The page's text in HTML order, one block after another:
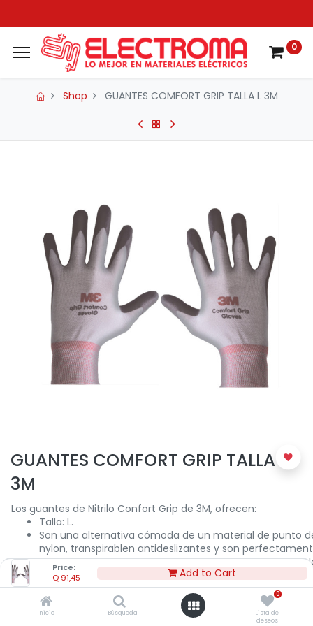
Price:
Q 91,45 Add to Cart
Inicio Búsqueda
0
Lista de
deseos
0
Shop GUANTES COMFORT GRIP TALLA L 3M
GUANTES COMFORT GRIP TALLA L
3M
Los guantes de Nitrilo Confort Grip de 3M, ofrecen:
Talla: L.
Son una alternativa cómoda de un material de punto
nylon, transpirablen antideslizantes y son
adecuados para aplicaciones en las que flexibilidad de
mano y se necesitan destreza.
La palma recubierta proporciona una capacidad de
húmedo o graso.
Los guantes resistentes agarre cómodo de corte son